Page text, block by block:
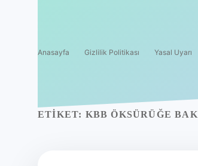
Anasayfa Gizlilik Politikası Yasal Uyarı
ETIKET: KBB ÖKSÜRÜĞE